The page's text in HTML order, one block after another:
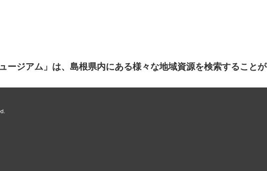
ージアム」は、島根県内にある様々な地域資源を検索することが